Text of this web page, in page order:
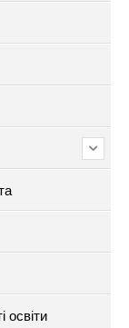
освіти